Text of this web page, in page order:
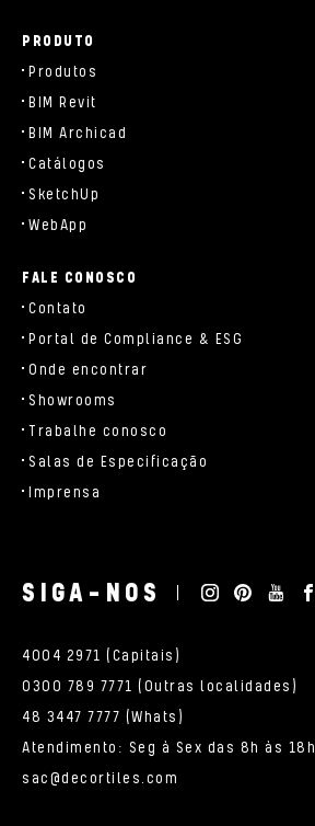
PRODUTO
Produtos
BIM Revit
BIM Archicad
Catálogos
SketchUp
WebApp
FALE CONOSCO
Contato
Portal de Compliance & ESG
Onde encontrar
Showrooms
Trabalhe conosco
Salas de Especificação
Imprensa
SIGA-NOS
4004 2971 (Capitais)
0300 789 7771 (Outras localidades)
48 3447 7777 (Whats)
Atendimento: Seg à Sex das 8h às 18h
sac@decortiles.com